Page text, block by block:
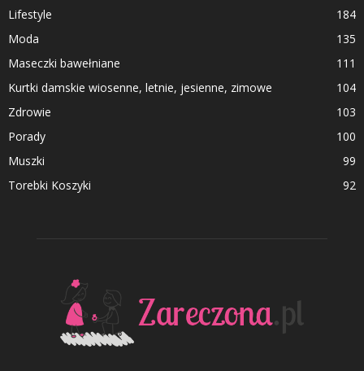
Lifestyle
184
Moda
135
Maseczki bawełniane
111
Kurtki damskie wiosenne, letnie, jesienne, zimowe
104
Zdrowie
103
Porady
100
Muszki
99
Torebki Koszyki
92